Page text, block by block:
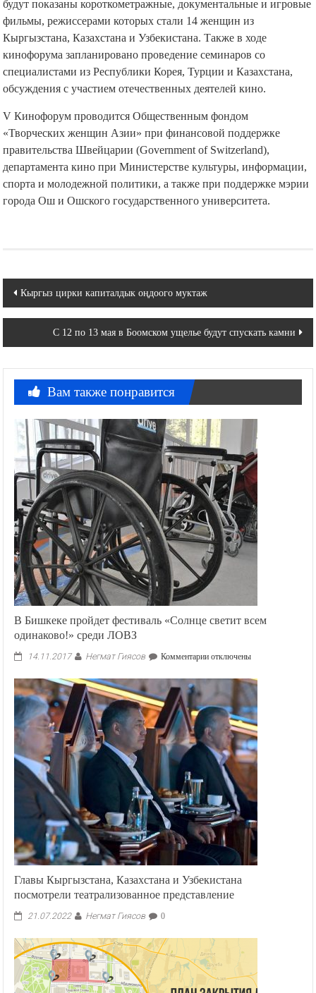
будут показаны короткометражные, документальные и игровые
фильмы, режиссерами которых стали 14 женщин из
Кыргызстана, Казахстана и Узбекистана. Также в ходе
кинофорума запланировано проведение семинаров со
специалистами из Республики Корея, Турции и Казахстана,
обсуждения с участием отечественных деятелей кино.
V Кинофорум проводится Общественным фондом
«Творческих женщин Азии» при финансовой поддержке
правительства Швейцарии (Government of Switzerland),
департамента кино при Министерстве культуры, информации,
спорта и молодежной политики, а также при поддержке мэрии
города Ош и Ошского государственного университета.
Навигация
по
записям
Кыргыз цирки капиталдык оңдоого муктаж
С 12 по 13 мая в Боомском ущелье будут спускать камни
Вам также понравится
В Бишкеке пройдет фестиваль «Солнце светит всем
одинаково!» среди ЛОВЗ
14.11.2017 Негмат Гиясов Комментариик
В
Бишкеке
пройдет
фестиваль
«Солнце
светит
всем
одинаково!»
среди
ЛОВЗ
отключены
Главы Кыргызстана, Казахстана и Узбекистана
посмотрели театрализованное представление
21.07.2022 Негмат Гиясов 0